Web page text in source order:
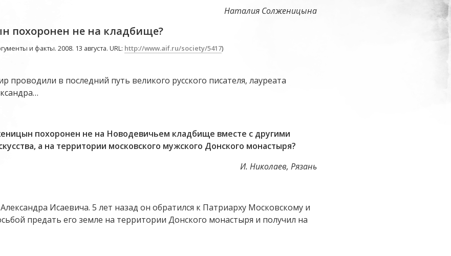
Наталия Солженицына
похоронен не на кладбище?
и факты. 2008. 13 августа. URL: http://www.aif.ru/society/5417)
проводили в последний путь великого русского писателя, лауреата
похоронен не на Новодевичьем кладбище вместе с другими
а на территории московского мужского Донского монастыря?
И. Николаев, Рязань
Исаевича. 5 лет назад он обратился к Патриарху Московскому и
предать его земле на территории Донского монастыря и получил на